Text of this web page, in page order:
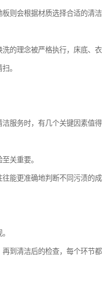
则会根据材质选择合适的清洁
的理念被严格执行，床底、衣
。
服务时，有几个关键因素值得
关重要。
能更准确地判断不同污渍的成
到清洁后的检查，每个环节都